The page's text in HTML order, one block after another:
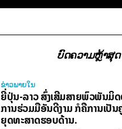
ບົດຄວາມຫຼ້າສຸດ
ຂ່າວພາຍ​ໃນ
ຍີ່ປຸ່ນ-ລາວ ສົ່ງເສີມສາຍພົວພັນມິດ
ການຮ່ວມມືອັນດີງາມ ກໍຄືການເປັນ
ຍຸດທະສາດຮອບດ້ານ.